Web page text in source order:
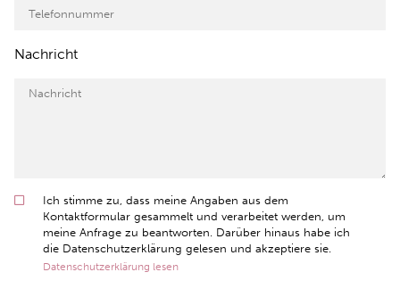
Nachricht
Ich stimme zu, dass meine Angaben aus dem
Kontaktformular gesammelt und verarbeitet werden, um
meine Anfrage zu beantworten. Darüber hinaus habe ich
die Datenschutzerklärung gelesen und akzeptiere sie.
Datenschutzerklärung lesen